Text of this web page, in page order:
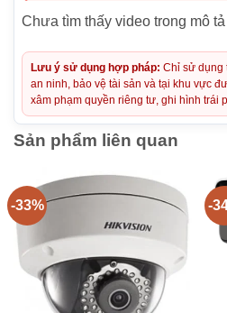
Chưa tìm thấy video trong mô
Lưu ý sử dụng hợp pháp: Chỉ sử dụng
an ninh, bảo vệ tài sản và tại khu vực
xâm phạm quyền riêng tư, ghi hình trái
Sản phẩm liên quan
-33% -